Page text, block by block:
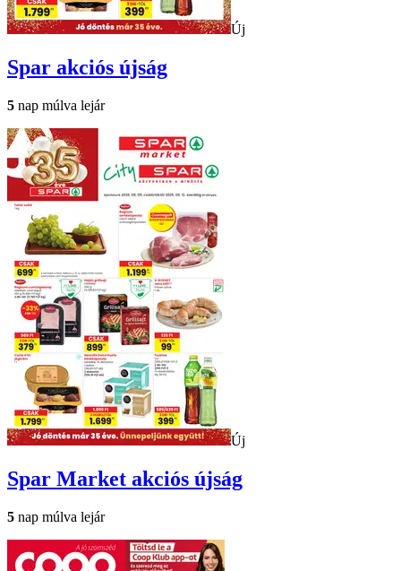
Új
Spar akciós újság
5 nap múlva lejár
Új
Spar Market akciós újság
5 nap múlva lejár